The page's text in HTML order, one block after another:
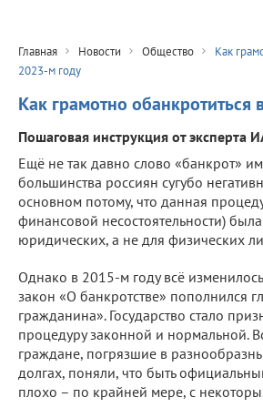
Главная Новости Общество
Как
2023-м году
Как грамотно обанкротиться
Пошаговая инструкция от эксперта
Ещё не так давно слово «банкрот»
большинства россиян сугубо
основном потому, что данная
финансовой несостоятельности)
юридических, а не для физических
Однако в 2015-м году всё
закон «О банкротстве» пополнился
гражданина». Государство стало
процедуру законной и нормальной.
граждане, погрязшие в
долгах, поняли, что быть
плохо – по крайней мере, с